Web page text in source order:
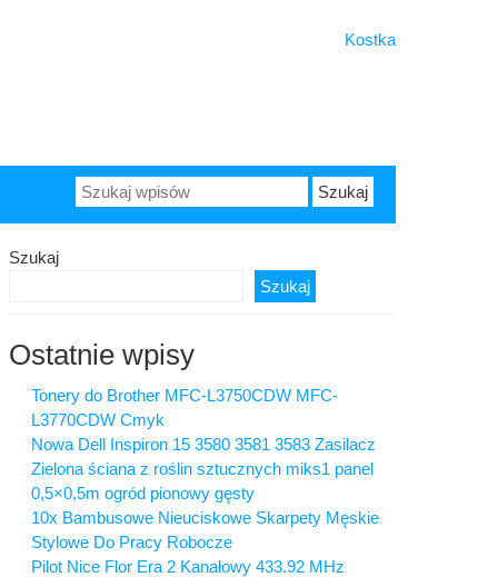
Kostka
Szukaj:
Szukaj
Szukaj
Ostatnie wpisy
Tonery do Brother MFC-L3750CDW MFC-
L3770CDW Cmyk
Nowa Dell Inspiron 15 3580 3581 3583 Zasilacz
Zielona ściana z roślin sztucznych miks1 panel
0,5×0,5m ogród pionowy gęsty
10x Bambusowe Nieuciskowe Skarpety Męskie
Stylowe Do Pracy Robocze
Pilot Nice Flor Era 2 Kanałowy 433.92 MHz